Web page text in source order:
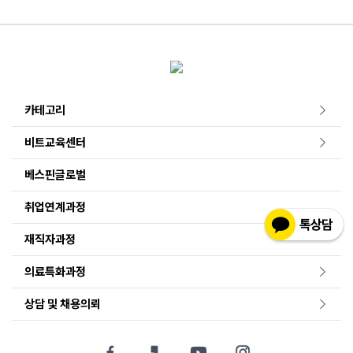
카테고리
비트교육센터
베스핀글로벌
취업연계과정
재직자과정
의료특화과정
상담 및 채용의뢰